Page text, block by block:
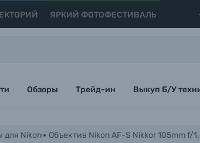
ЯРКИЙ ФОТОФЕСТИВАЛЬ
Обзоры Трейд-ин Выкуп Б/У
для Nikon Объектив Nikon AF-S Nikkor 105mm f/